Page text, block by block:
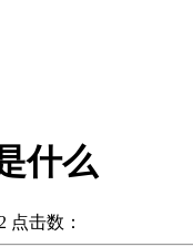
什么
点击数：